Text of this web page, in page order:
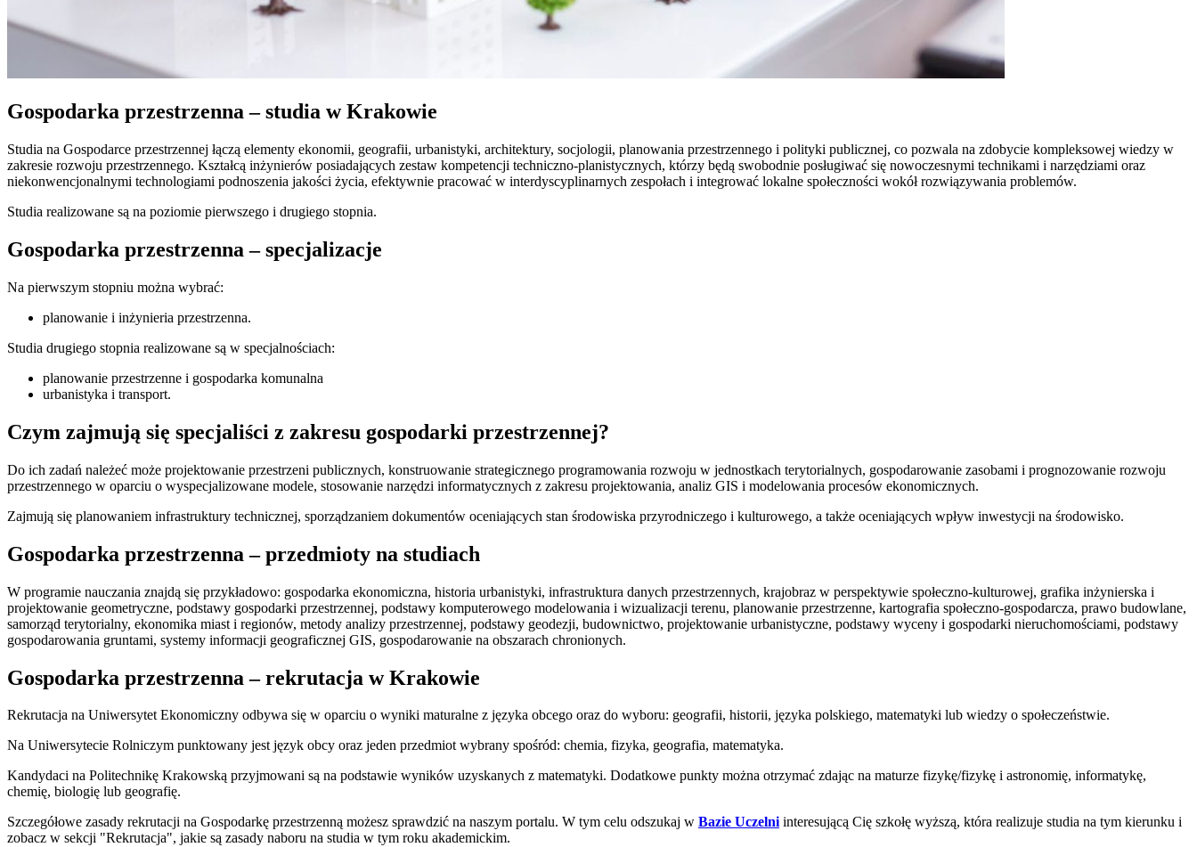
Gospodarka przestrzenna – studia w Krakowie
Studia na Gospodarce przestrzennej łączą elementy ekonomii, geografii, urbanistyki, architektury, socjologii, planowania przestrzennego i polityki publicznej, co pozwala na zdobycie kompleksowej wiedzy w
zakresie rozwoju przestrzennego. Kształcą inżynierów posiadających zestaw kompetencji techniczno-planistycznych, którzy będą swobodnie posługiwać się nowoczesnymi technikami i narzędziami oraz
niekonwencjonalnymi technologiami podnoszenia jakości życia, efektywnie pracować w interdyscyplinarnych zespołach i integrować lokalne społeczności wokół rozwiązywania problemów.
Studia realizowane są na poziomie pierwszego i drugiego stopnia.
Gospodarka przestrzenna – specjalizacje
Na pierwszym stopniu można wybrać:
planowanie i inżynieria przestrzenna.
Studia drugiego stopnia realizowane są w specjalnościach:
planowanie przestrzenne i gospodarka komunalna
urbanistyka i transport.
Czym zajmują się specjaliści z zakresu gospodarki przestrzennej?
Do ich zadań należeć może projektowanie przestrzeni publicznych, konstruowanie strategicznego programowania rozwoju w jednostkach terytorialnych, gospodarowanie zasobami i prognozowanie rozwoju
przestrzennego w oparciu o wyspecjalizowane modele, stosowanie narzędzi informatycznych z zakresu projektowania, analiz GIS i modelowania procesów ekonomicznych.
Zajmują się planowaniem infrastruktury technicznej, sporządzaniem dokumentów oceniających stan środowiska przyrodniczego i kulturowego, a także oceniających wpływ inwestycji na środowisko.
Gospodarka przestrzenna – przedmioty na studiach
W programie nauczania znajdą się przykładowo: gospodarka ekonomiczna, historia urbanistyki, infrastruktura danych przestrzennych, krajobraz w perspektywie społeczno-kulturowej, grafika inżynierska i
projektowanie geometryczne, podstawy gospodarki przestrzennej, podstawy komputerowego modelowania i wizualizacji terenu, planowanie przestrzenne, kartografia społeczno-gospodarcza, prawo budowlane,
samorząd terytorialny, ekonomika miast i regionów, metody analizy przestrzennej, podstawy geodezji, budownictwo, projektowanie urbanistyczne, podstawy wyceny i gospodarki nieruchomościami, podstawy
gospodarowania gruntami, systemy informacji geograficznej GIS, gospodarowanie na obszarach chronionych.
Gospodarka przestrzenna – rekrutacja w Krakowie
Rekrutacja na Uniwersytet Ekonomiczny odbywa się w oparciu o wyniki maturalne z języka obcego oraz do wyboru: geografii, historii, języka polskiego, matematyki lub wiedzy o społeczeństwie.
Na Uniwersytecie Rolniczym punktowany jest język obcy oraz jeden przedmiot wybrany spośród: chemia, fizyka, geografia, matematyka.
Kandydaci na Politechnikę Krakowską przyjmowani są na podstawie wyników uzyskanych z matematyki. Dodatkowe punkty można otrzymać zdając na maturze fizykę/fizykę i astronomię, informatykę,
chemię, biologię lub geografię.
Szczegółowe zasady rekrutacji na Gospodarkę przestrzenną możesz sprawdzić na naszym portalu. W tym celu odszukaj w Bazie Uczelni interesującą Cię szkołę wyższą, która realizuje studia na tym kierunku i
zobacz w sekcji "Rekrutacja", jakie są zasady naboru na studia w tym roku akademickim.